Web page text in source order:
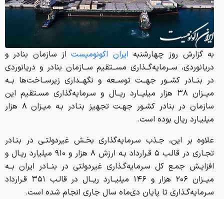
به گزارش روز چهارشنبه ایران اکونومیستاز سازمان بنادر و
دریانوردی، ســرمایه‌گــذاری مســتقیم ســازمان بنادر و دریانوردی
در بنــادر کشــور جهــت توســعه و نگهــداری زیرســاخت‌ها بــه
میــزان ۳۸ هزار میلیــارد ریــال و سـرمایه‌گذاری مسـتقیم این
سازمان در بنادر کشـور جهـت تجهیز بنـادر بـه میـزان ۸ هزار
میلیـارد ریال بوده است.
علاوه بر این، جـذب سـرمایه‌گذاری بخـش غیردولتـی در بنـادر
تجـاری در قالـب ۵ قـرارداد بـه ارزش ۸ هزار و ۹۱۰ میلیارد ریـال و
افزایـش جمـع کل سـرمایه‌گـذاری غیردولتی در بنــادر ایران بــه
میــزان ۲۰۶ هزار و ۱۴۶ میلیــارد ریــال در قالـب ۳۵۱ قـرارداد
سـرمایه‌گـذاری تا پایان دی‌ماه سال جاری انجام شده است.